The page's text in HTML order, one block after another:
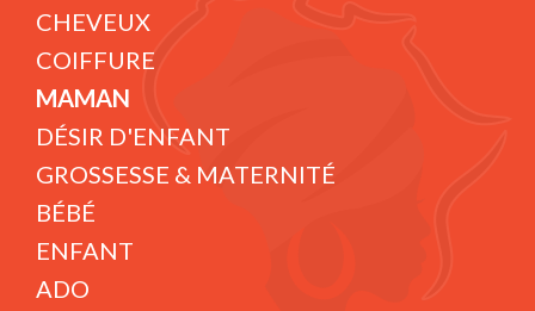
CHEVEUX
COIFFURE
MAMAN
DÉSIR D'ENFANT
GROSSESSE & MATERNITÉ
BÉBÉ
ENFANT
ADO